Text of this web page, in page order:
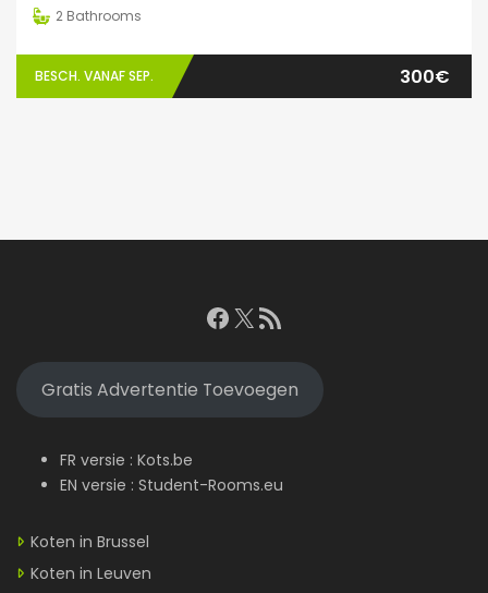
2 Bathrooms
BESCH. VANAF SEP. 300€
Facebook
X RSS feed
Gratis Advertentie Toevoegen
FR versie : Kots.be
EN versie : Student-Rooms.eu
Koten in Brussel
Koten in Leuven